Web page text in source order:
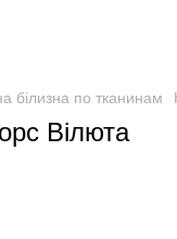
білизна по тканинам
Вілюта